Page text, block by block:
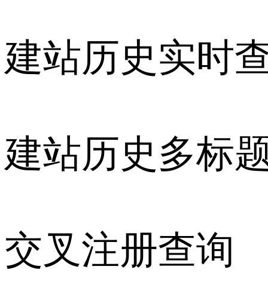
建站历史实时
建站历史多标
交叉注册查询